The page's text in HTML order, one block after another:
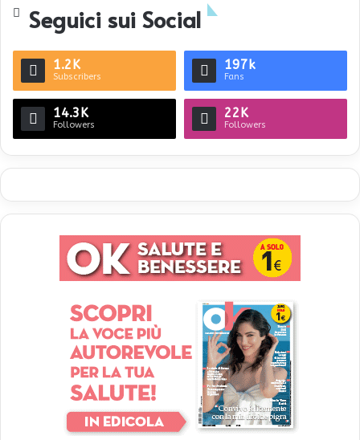
Seguici sui Social
1.2K
Subscribers
197k
Fans
14.3K
Followers
22K
Followers